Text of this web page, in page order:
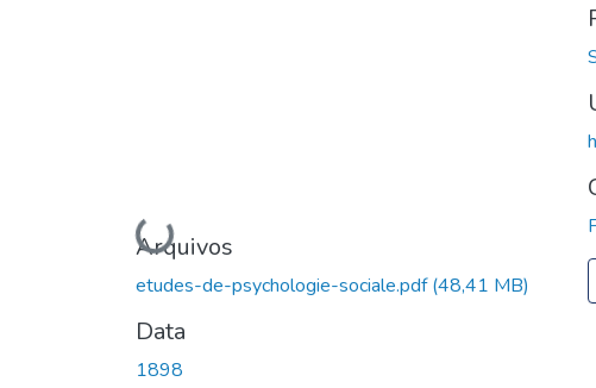
Carregando...
Arquivos
etudes-de-psychologie-sociale.pdf(48,41 MB)
Data
1898